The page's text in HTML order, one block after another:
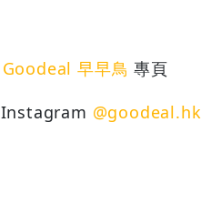
Goodeal 早早鳥 專頁
Instagram @goodeal.hk